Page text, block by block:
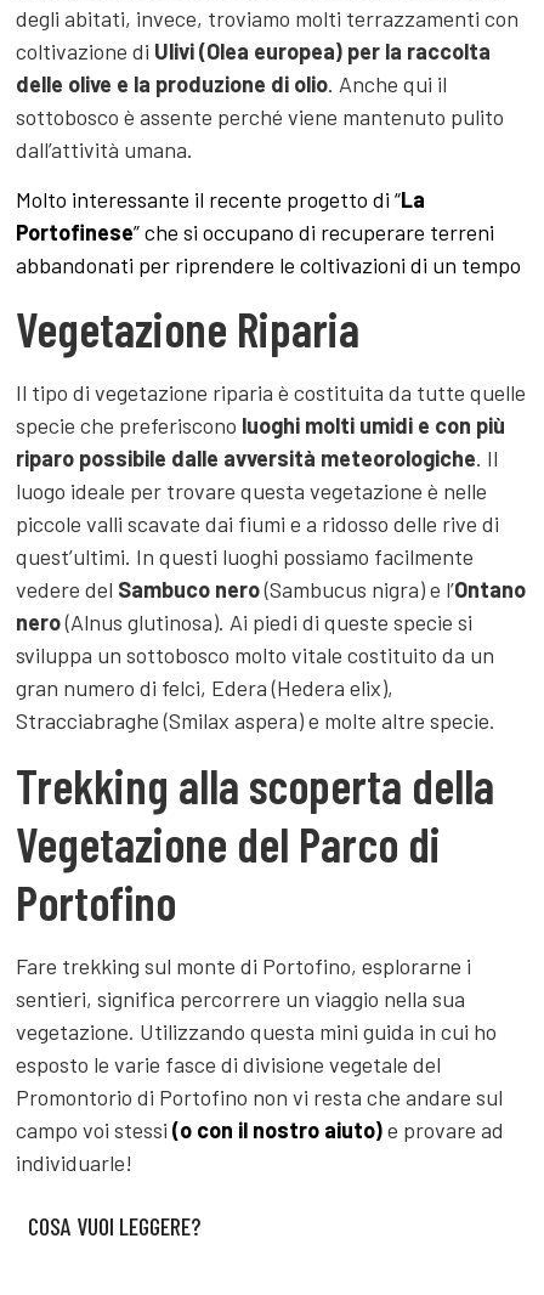
degli abitati, invece, troviamo molti terrazzamenti con
coltivazione di Ulivi (Olea europea) per la raccolta
delle olive e la produzione di olio. Anche qui il
sottobosco è assente perché viene mantenuto pulito
dall’attività umana.
Molto interessante il recente progetto di “La
Portofinese” che si occupano di recuperare terreni
abbandonati per riprendere le coltivazioni di un tempo
Vegetazione Riparia
Il tipo di vegetazione riparia è costituita da tutte quelle
specie che preferiscono luoghi molti umidi e con più
riparo possibile dalle avversità meteorologiche. Il
luogo ideale per trovare questa vegetazione è nelle
piccole valli scavate dai fiumi e a ridosso delle rive di
quest’ultimi. In questi luoghi possiamo facilmente
vedere del Sambuco nero(Sambucus nigra) e l’Ontano
nero(Alnus glutinosa). Ai piedi di queste specie si
sviluppa un sottobosco molto vitale costituito da un
gran numero di felci, Edera (Hedera elix),
Stracciabraghe (Smilax aspera) e molte altre specie.
Trekking alla scoperta della
Vegetazione del Parco di
Portofino
Fare trekking sul monte di Portofino, esplorarne i
sentieri, significa percorrere un viaggio nella sua
vegetazione. Utilizzando questa mini guida in cui ho
esposto le varie fasce di divisione vegetale del
Promontorio di Portofino non vi resta che andare sul
campo voi stessi(o con il nostro aiuto)e provare ad
individuarle!
COSA VUOI LEGGERE?